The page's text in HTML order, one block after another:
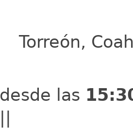
Torreón,
desde las
||